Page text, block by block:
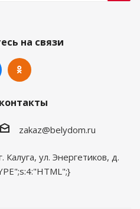
на связи
zakaz@belydom.ru
Калуга, ул. Энергетиков, д.